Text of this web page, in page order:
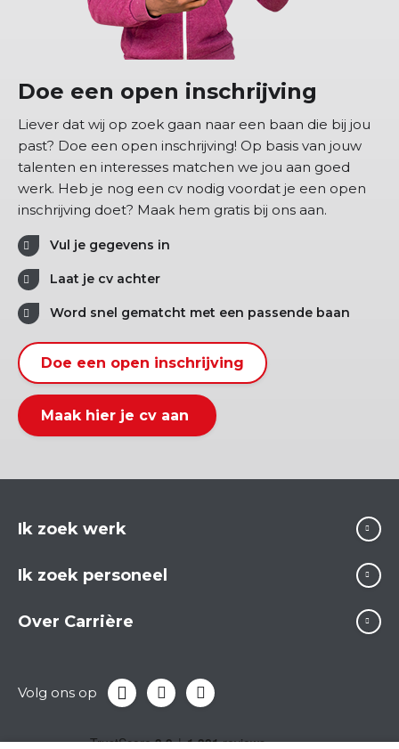
Doe een open inschrijving
Liever dat wij op zoek gaan naar een baan die bij jou
past? Doe een open inschrijving! Op basis van jouw
talenten en interesses matchen we jou aan goed
werk. Heb je nog een cv nodig voordat je een open
inschrijving doet? Maak hem gratis bij ons aan.
Vul je gegevens in
Laat je cv achter
Word snel gematcht met een passende baan
Doe een open inschrijving
Maak hier je cv aan
Ik zoek werk
Ik zoek personeel
Over Carrière
Volg ons op